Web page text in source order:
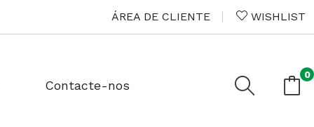
ÁREA DE CLIENTE WISHLIST
Contacte-nos
0